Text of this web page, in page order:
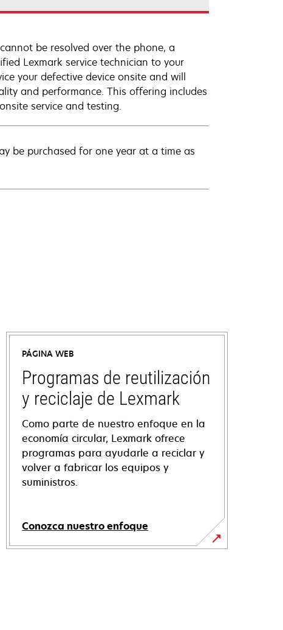
be resolved over the phone, a
Lexmark service technician to your
your defective device onsite and will
and performance. This offering includes
service and testing.
be purchased for one year at a time as
PÁGINA WEB
Programas de reutilización
y reciclaje de Lexmark
Como parte de nuestro enfoque en la
economía circular, Lexmark ofrece
programas para ayudarle a reciclar y
volver a fabricar los equipos y
suministros.
Conozca nuestro enfoque